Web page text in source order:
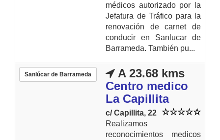
médicos autorizado por la
Jefatura de Tráfico para la
renovación de carnet de
conducir en Sanlucar de
Barrameda. También pu...
Sanlúcar de Barrameda
A 23.68 kms
Centro medico
La Capillita
c/ Capillita, 22
Realizamos
reconocimientos medicos